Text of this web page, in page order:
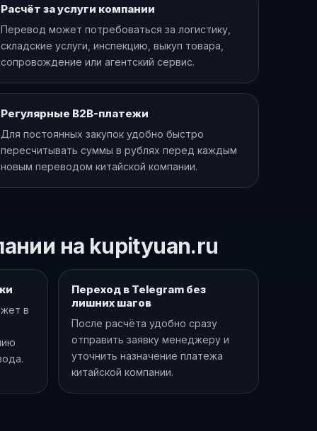
Расчёт за услуги компании
Перевод может потребоваться за логистику,
складские услуги, инспекцию, выкуп товара,
сопровождение или агентский сервис.
Регулярные B2B-платежи
Для постоянных закупок удобно быстро
пересчитывать суммы в рублях перед каждым
новым переводом китайской компании.
на kupityuan.ru
в
Переход в Telegram без
лишних шагов
После расчёта удобно сразу
отправить заявку менеджеру и
уточнить назначение платежа
китайской компании.